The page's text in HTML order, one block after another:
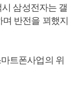
삼성전자는 갤
반전을 꾀했지
트폰사업의 위